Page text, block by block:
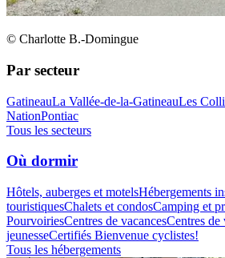
© Charlotte B.-Domingue
Par secteur
GatineauLa Vallée-de-la-GatineauLes
NationPontiac
Tous les secteurs
Où dormir
Hôtels, auberges et motelsHébergements
touristiquesChalets et condosCamping et
PourvoiriesCentres de vacancesCentres
jeunesseCertifiés Bienvenue cyclistes!
Tous les hébergements